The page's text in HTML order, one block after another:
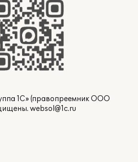
1С» (правопреемник ООО
websol@1c.ru